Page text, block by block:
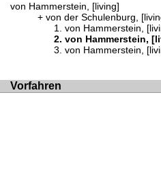
von Hammerstein, [living]
von der Schulenburg,
von Hammerstein,
von Hammerstein,
von Hammerstein,
Vorfahren